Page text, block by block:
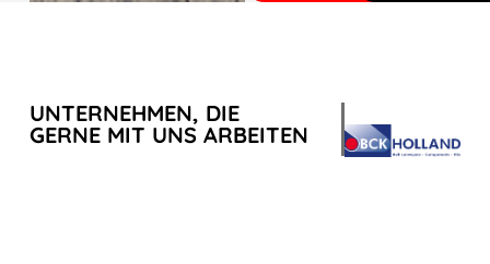
UNTERNEHMEN, DIE
GERNE MIT UNS ARBEITEN